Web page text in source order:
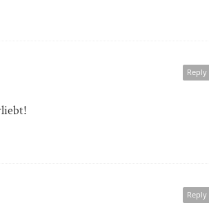
Reply
Reply